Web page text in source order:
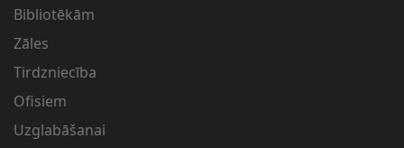
Bibliotēkām
Zāles
Tirdzniecība
Ofisiem
Uzglabāšanai